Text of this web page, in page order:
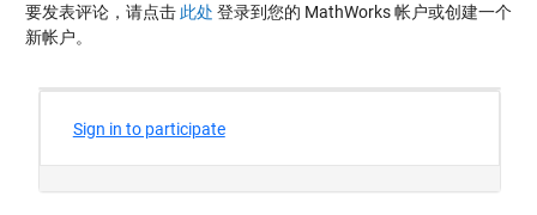
要发表评论，请点击 此处 登录到您的 MathWorks 帐户或创建一个
新帐户。